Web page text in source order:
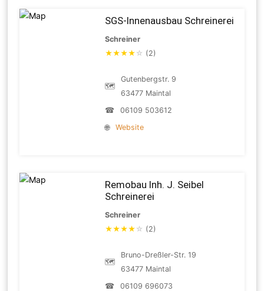
SGS-Innenausbau Schreinerei
Schreiner
★★★★ ☆ (2)
🗺
Gutenbergstr. 9
63477 Maintal
☎
06109 503612
🌐
Website
Remobau Inh. J. Seibel
Schreinerei
Schreiner
★★★★ ☆ (2)
🗺
Bruno-Dreßler-Str. 19
63477 Maintal
☎
06109 696073